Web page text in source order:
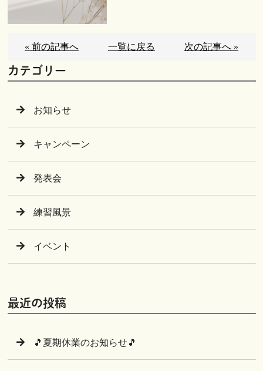
« 前の記事へ 一覧に戻る 次の記事へ »
カテゴリー
お知らせ
キャンペーン
発表会
練習風景
イベント
最近の投稿
🎵夏期休業のお知らせ🎵